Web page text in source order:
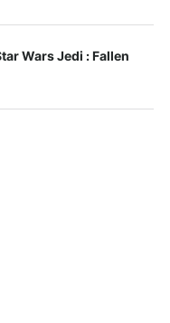
Wars Jedi : Fallen